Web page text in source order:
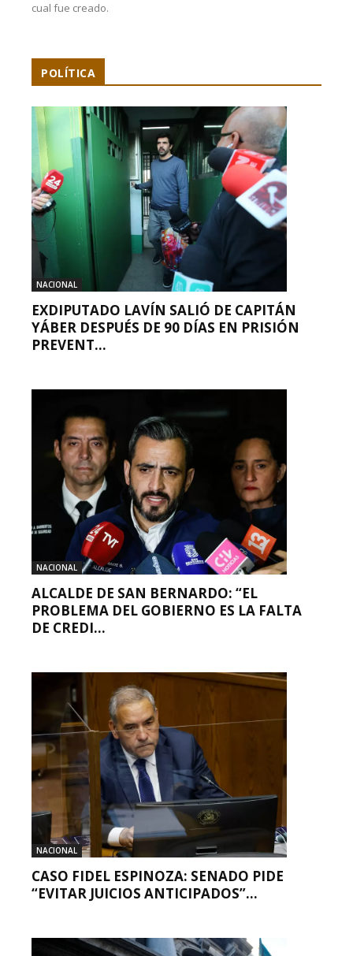
cual fue creado.
POLÍTICA
NACIONAL
EXDIPUTADO LAVÍN SALIÓ DE CAPITÁN
YÁBER DESPUÉS DE 90 DÍAS EN PRISIÓN
PREVENT...
NACIONAL
ALCALDE DE SAN BERNARDO: “EL
PROBLEMA DEL GOBIERNO ES LA FALTA
DE CREDI...
NACIONAL
CASO FIDEL ESPINOZA: SENADO PIDE
“EVITAR JUICIOS ANTICIPADOS”...